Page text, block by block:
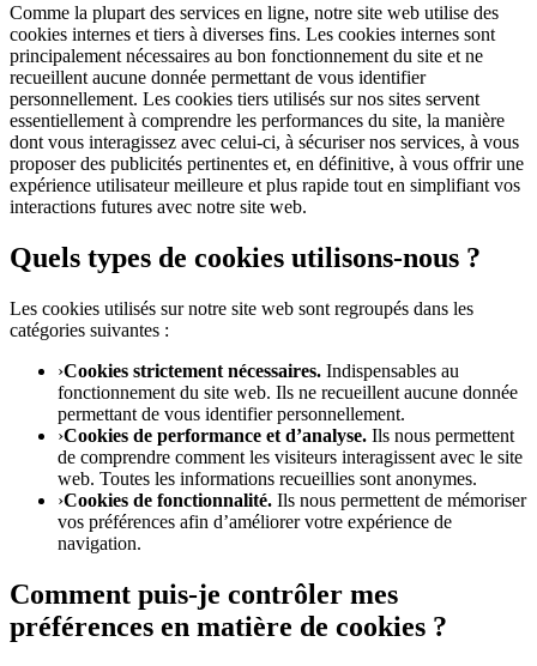
Comme la plupart des services en ligne, notre site web utilise des
cookies internes et tiers à diverses fins. Les cookies internes sont
principalement nécessaires au bon fonctionnement du site et ne
recueillent aucune donnée permettant de vous identifier
personnellement. Les cookies tiers utilisés sur nos sites servent
essentiellement à comprendre les performances du site, la manière
dont vous interagissez avec celui-ci, à sécuriser nos services, à vous
proposer des publicités pertinentes et, en définitive, à vous offrir une
expérience utilisateur meilleure et plus rapide tout en simplifiant vos
interactions futures avec notre site web.
Quels types de cookies utilisons-nous ?
Les cookies utilisés sur notre site web sont regroupés dans les
catégories suivantes :
›Cookies strictement nécessaires. Indispensables au
fonctionnement du site web. Ils ne recueillent aucune donnée
permettant de vous identifier personnellement.
›Cookies de performance et d’analyse. Ils nous permettent
de comprendre comment les visiteurs interagissent avec le site
web. Toutes les informations recueillies sont anonymes.
›Cookies de fonctionnalité. Ils nous permettent de mémoriser
vos préférences afin d’améliorer votre expérience de
navigation.
Comment puis-je contrôler mes
préférences en matière de cookies ?